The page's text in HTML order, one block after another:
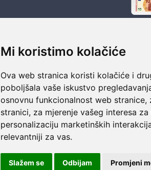
Mi koristimo kolačiće
Ova web stranica koristi kolačiće i
poboljšala vaše iskustvo
osnovnu funkcionalnost web stranice,
stranici, za mjerenje vašeg interesa
personalizaciju marketinških
relevantniji za vas.
Slažem se Odbijam Promjeni
24/7 odlična podrška
Naši agenti uvijek na raspolaganju